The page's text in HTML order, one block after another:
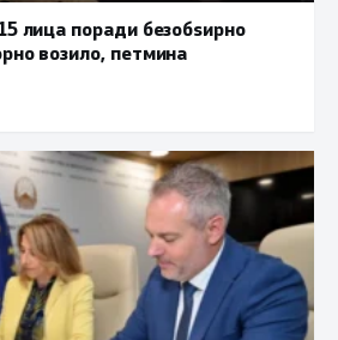
лица поради безобѕирно
возило, петмина